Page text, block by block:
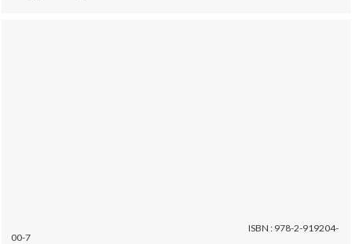
ISBN : 978-2-919204-
00-7